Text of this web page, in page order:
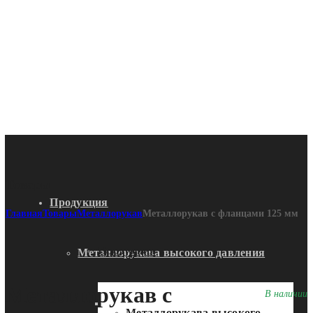
Продукция
Металлорукава высокого давления
Металлорукава судовые
Продукция
ГлавнаяТоварыМеталлорукавМеталлорукав с фланцами 125 мм
В наличии
Металлорукав с